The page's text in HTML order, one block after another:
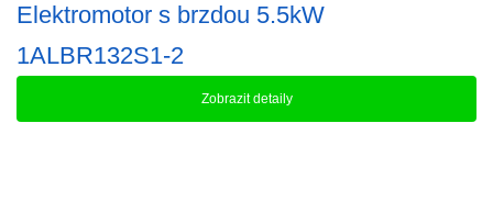
Elektromotor s brzdou 5.5kW
1ALBR132S1-2
Zobrazit detaily